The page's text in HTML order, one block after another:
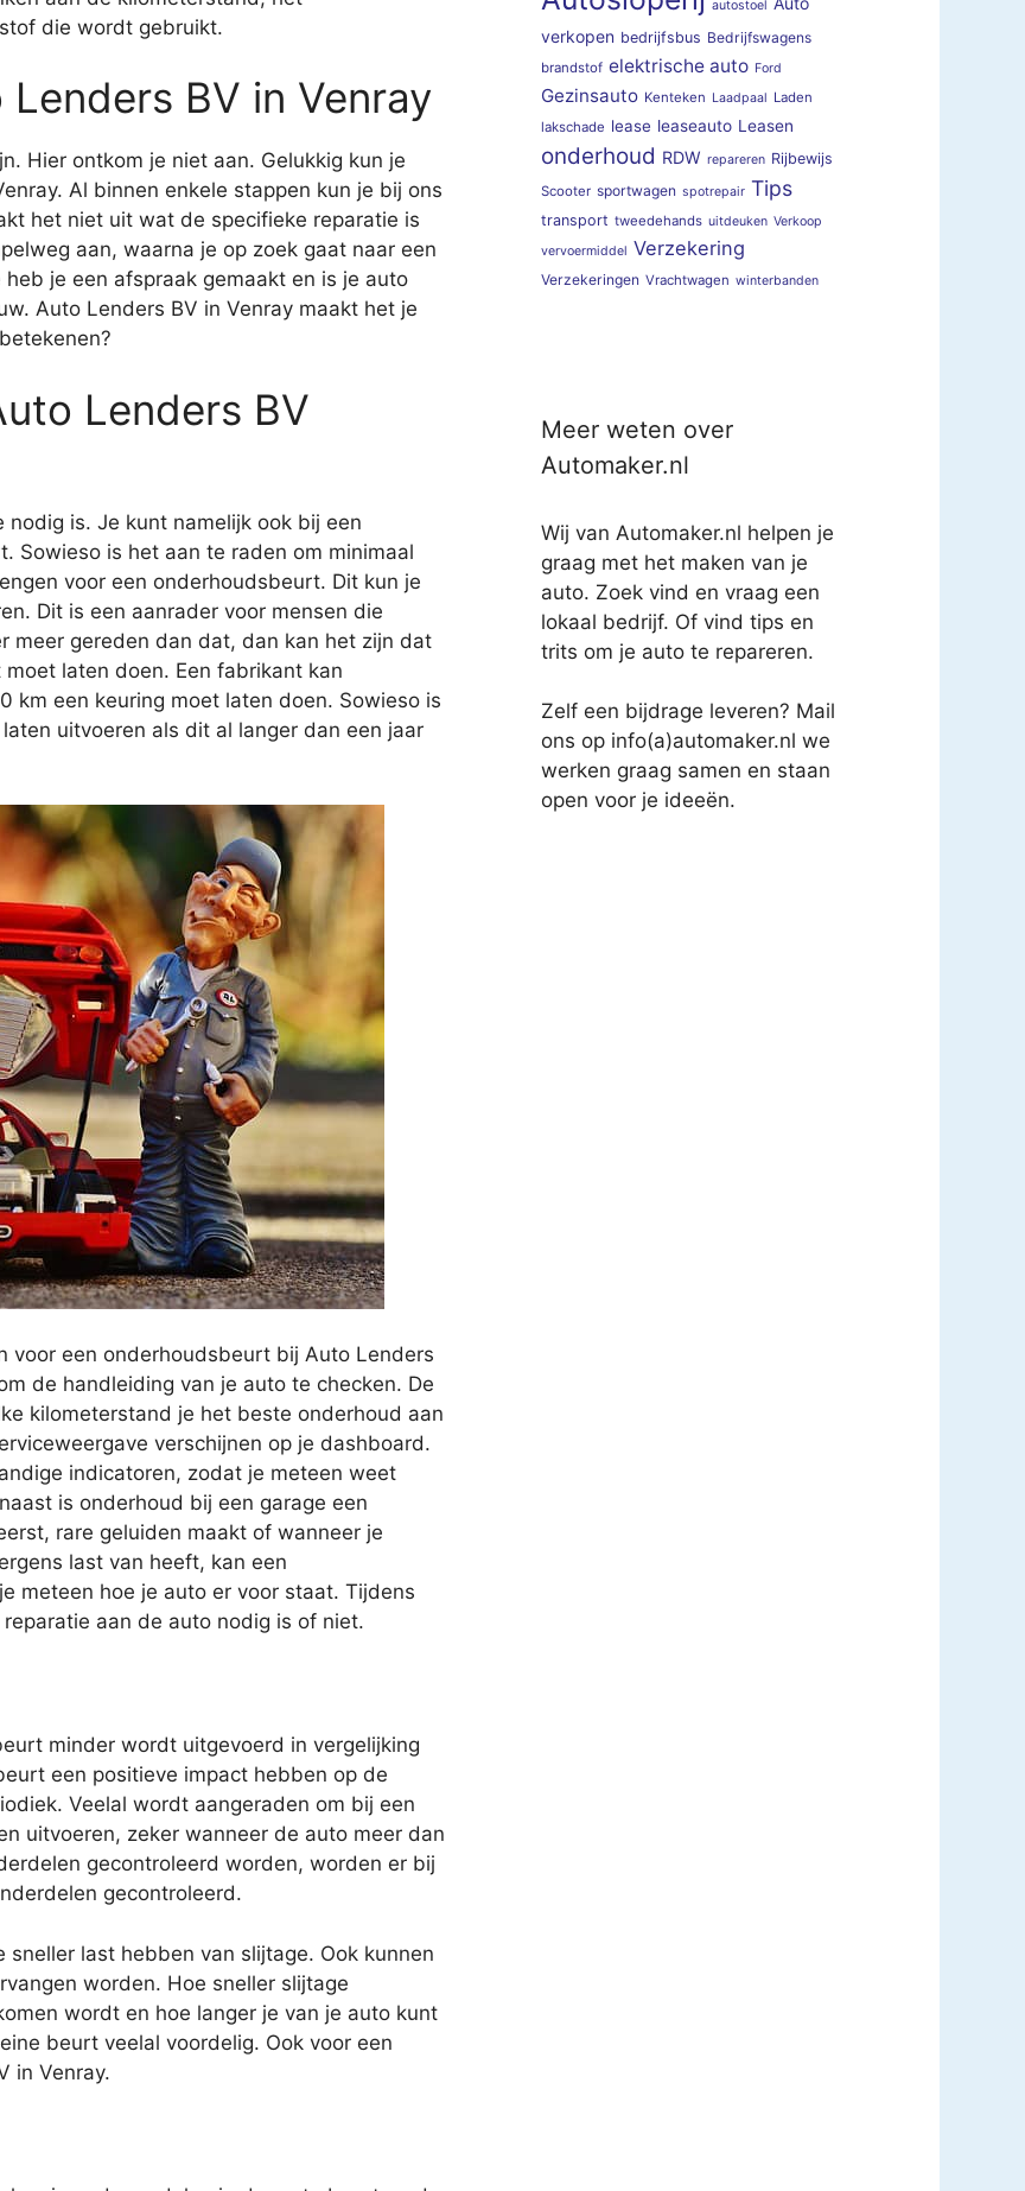
die wordt gebruikt.
BV in Venray
Hier ontkom je niet aan. Gelukkig kun je
Al binnen enkele stappen kun je bij ons
het niet uit wat de specifieke reparatie is
aan, waarna je op zoek gaat naar een
je een afspraak gemaakt en is je auto
Auto Lenders BV in Venray maakt het je
Lenders BV
is. Je kunt namelijk ook bij een
Sowieso is het aan te raden om minimaal
voor een onderhoudsbeurt. Dit kun je
Dit is een aanrader voor mensen die
meer gereden dan dat, dan kan het zijn dat
laten doen. Een fabrikant kan
km een keuring moet laten doen. Sowieso is
uitvoeren als dit al langer dan een jaar
voor een onderhoudsbeurt bij Auto Lenders
de handleiding van je auto te checken. De
kilometerstand je het beste onderhoud aan
verschijnen op je dashboard.
indicatoren, zodat je meteen weet
is onderhoud bij een garage een
rare geluiden maakt of wanneer je
last van heeft, kan een
meteen hoe je auto er voor staat. Tijdens
aan de auto nodig is of niet.
minder wordt uitgevoerd in vergelijking
een positieve impact hebben op de
Veelal wordt aangeraden om bij een
uitvoeren, zeker wanneer de auto meer dan
gecontroleerd worden, worden er bij
gecontroleerd.
last hebben van slijtage. Ook kunnen
worden. Hoe sneller slijtage
wordt en hoe langer je van je auto kunt
beurt veelal voordelig. Ook voor een
in Venray.
autostoel
verkopen bedrijfsbus Bedrijfswagens
brandstof elektrische auto Ford
Gezinsauto Kenteken Laadpaal Laden
lakschade lease leaseauto Leasen
onderhoud RDW repareren Rijbewijs
Scooter sportwagen spotrepair Tips
transport tweedehands uitdeuken Verkoop
vervoermiddel Verzekering
Verzekeringen Vrachtwagen winterbanden
Meer weten over
Automaker.nl
Wij van Automaker.nl helpen je
graag met het maken van je
auto. Zoek vind en vraag een
lokaal bedrijf. Of vind tips en
trits om je auto te repareren.
Zelf een bijdrage leveren? Mail
ons op info(a)automaker.nl we
werken graag samen en staan
open voor je ideeën.